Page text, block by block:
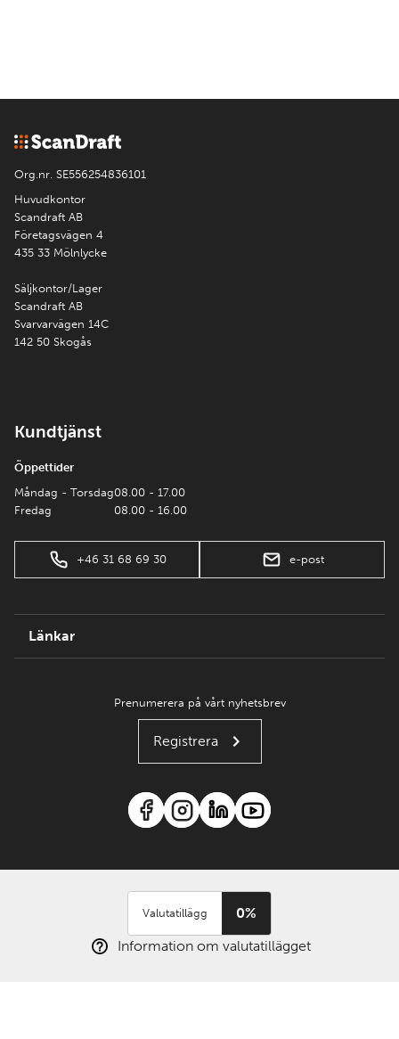
Org.nr. SE556254836101
Huvudkontor
Scandraft AB
Företagsvägen 4
435 33 Mölnlycke
Säljkontor/Lager
Scandraft AB
Svarvarvägen 14C
142 50 Skogås
Kundtjänst
Öppettider
Måndag - Torsdag
Fredag
08.00 - 17.00
08.00 - 16.00
+46 31 68 69 30 e-post
Länkar
Prenumerera på vårt nyhetsbrev
Registrera
Valutatillägg
0%
Information om valutatillägget